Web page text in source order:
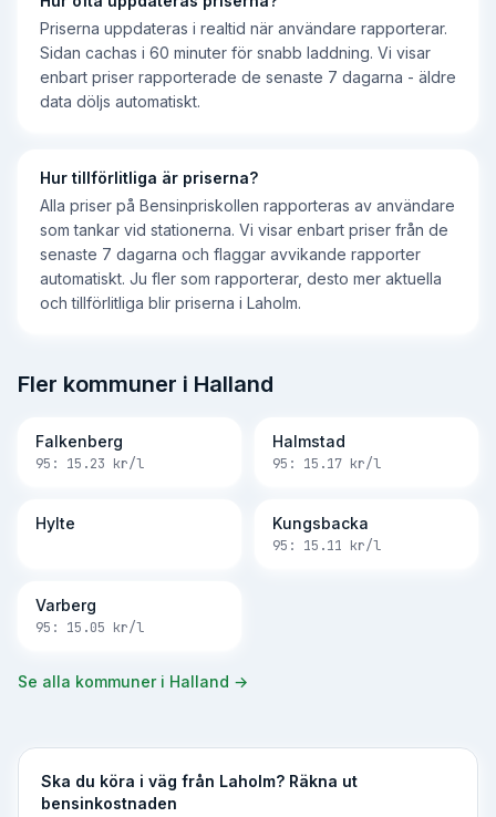
Priserna uppdateras i realtid när användare rapporterar.
Sidan cachas i 60 minuter för snabb laddning. Vi visar
enbart priser rapporterade de senaste 7 dagarna - äldre
data döljs automatiskt.
Hur tillförlitliga är priserna?
Alla priser på Bensinpriskollen rapporteras av användare
som tankar vid stationerna. Vi visar enbart priser från de
senaste 7 dagarna och flaggar avvikande rapporter
automatiskt. Ju fler som rapporterar, desto mer aktuella
och tillförlitliga blir priserna i Laholm.
Fler kommuner i Halland
Falkenberg
95: 15.23 kr/l
Halmstad
95: 15.17 kr/l
Hylte Kungsbacka
95: 15.11 kr/l
Varberg
95: 15.05 kr/l
Se alla kommuner i Halland →
Ska du köra i väg från Laholm? Räkna ut
bensinkostnaden